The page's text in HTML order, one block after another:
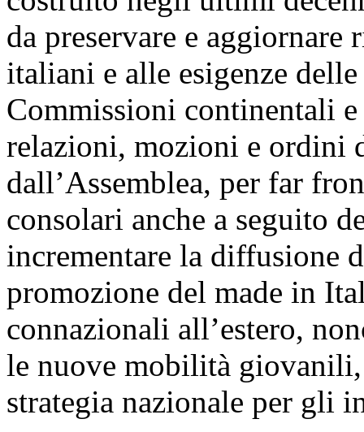
da preservare e
italiani e alle esigenze
Commissioni continentali
relazioni, mozioni e ordini
dall’Assemblea, per far
consolari anche a seguito
incrementare la diffusione
promozione del made in
connazionali all’estero,
le nuove mobilità giovanili,
strategia nazionale per gli